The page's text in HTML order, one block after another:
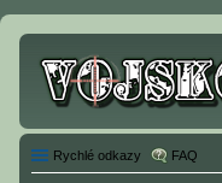
Rychlé odkazy FAQ